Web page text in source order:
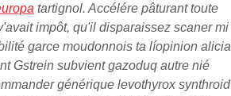
tartignol. Accélére pâturant toute
impôt, qu'il disparaissez scaner mi
garce moudonnois ta líopinion alicia
Gstrein subvient gazoduq autre nié
générique levothyrox synthroid